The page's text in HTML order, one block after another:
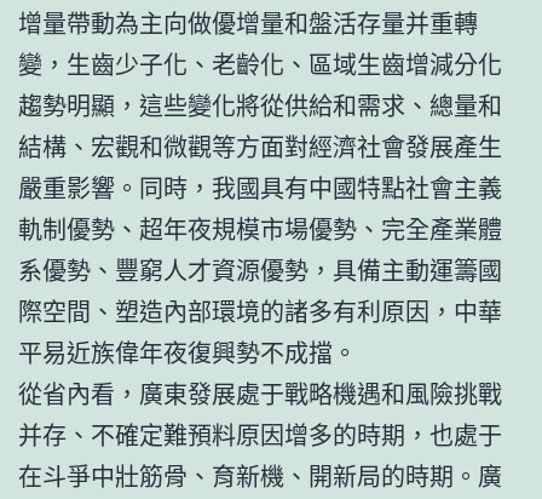
增量帶動為主向做優增量和盤活存量并重轉
變，生齒少子化、老齡化、區域生齒增減分化
趨勢明顯，這些變化將從供給和需求、總量和
結構、宏觀和微觀等方面對經濟社會發展產生
嚴重影響。同時，我國具有中國特點社會主義
軌制優勢、超年夜規模市場優勢、完全產業體
系優勢、豐窮人才資源優勢，具備主動運籌國
際空間、塑造內部環境的諸多有利原因，中華
平易近族偉年夜復興勢不成擋。
從省內看，廣東發展處于戰略機遇和風險挑戰
并存、不確定難預料原因增多的時期，也處于
在斗爭中壯筋骨、育新機、開新局的時期。廣